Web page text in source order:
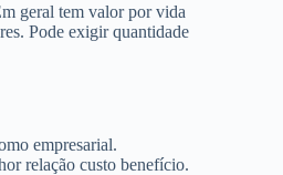
geral tem valor por vida
Pode exigir quantidade
empresarial.
relação custo benefício.